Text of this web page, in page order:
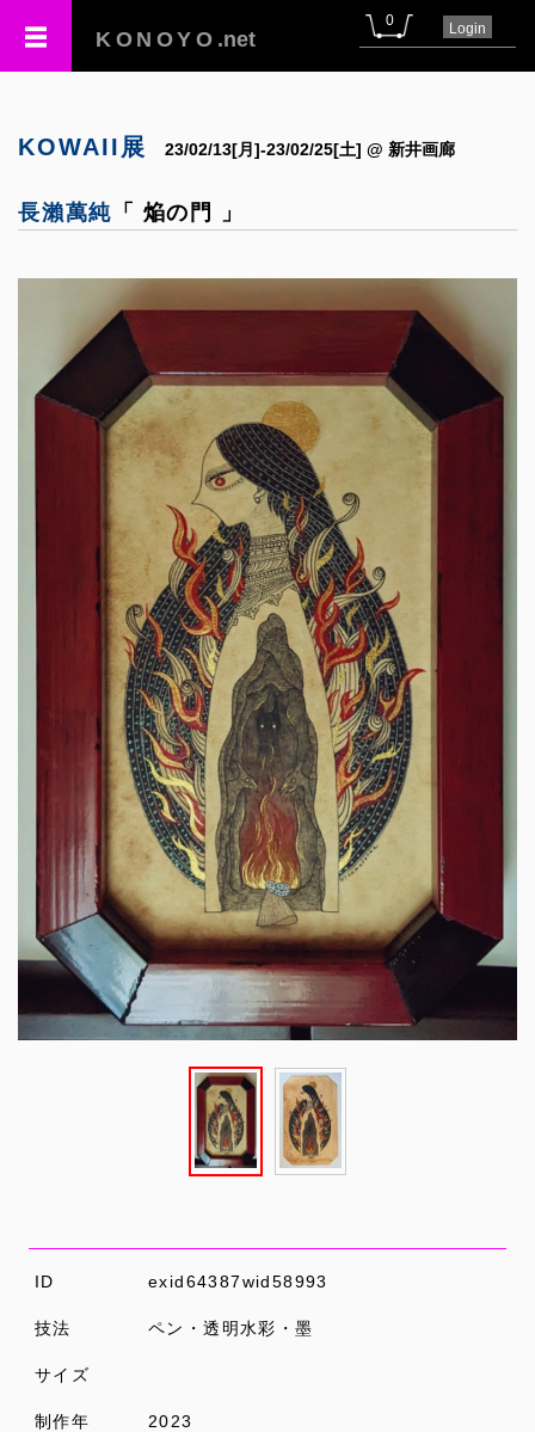
KONOYO .net
0 Login
KOWAII展 23/02/13[月]-23/02/25[土] @ 新井画廊
長瀨萬純 「 焔の門 」
ID exid64387wid58993
技法 ペン・透明水彩・墨
サイズ
制作年 2023